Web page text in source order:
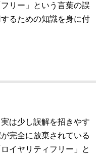
リー」という言葉の誤
るための知識を身に付
は少し誤解を招きやす
完全に放棄されている
イヤリティフリー」と